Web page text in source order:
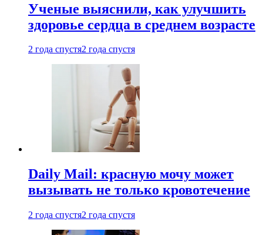
Ученые выяснили, как улучшить
здоровье сердца в среднем возрасте
2 года спустя2 года спустя
Daily Mail: красную мочу может
вызывать не только кровотечение
2 года спустя2 года спустя